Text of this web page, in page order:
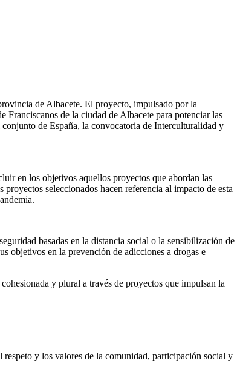
de Albacete. El proyecto, impulsado por la
de la ciudad de Albacete para potenciar las
de España, la convocatoria de Interculturalidad y
en los objetivos aquellos proyectos que abordan las
seleccionados hacen referencia al impacto de esta
basadas en la distancia social o la sensibilización de
objetivos en la prevención de adicciones a drogas e
y plural a través de proyectos que impulsan la
y los valores de la comunidad, participación social y